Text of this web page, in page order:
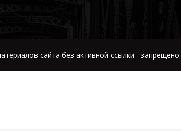
сайта без активной ссылки - запрещено.